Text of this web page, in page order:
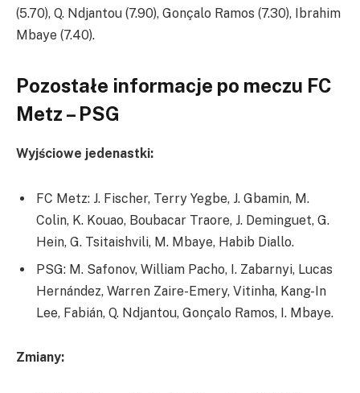
(5.70), Q. Ndjantou (7.90), Gonçalo Ramos (7.30), Ibrahim
Mbaye (7.40).
Pozostałe informacje po meczu FC
Metz – PSG
Wyjściowe jedenastki:
FC Metz: J. Fischer, Terry Yegbe, J. Gbamin, M.
Colin, K. Kouao, Boubacar Traore, J. Deminguet, G.
Hein, G. Tsitaishvili, M. Mbaye, Habib Diallo.
PSG: M. Safonov, William Pacho, I. Zabarnyi, Lucas
Hernández, Warren Zaire-Emery, Vitinha, Kang-In
Lee, Fabián, Q. Ndjantou, Gonçalo Ramos, I. Mbaye.
Zmiany: